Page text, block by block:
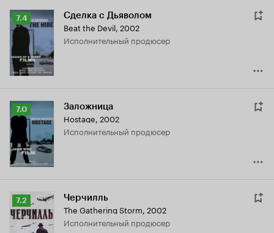
Рейтинг
Кинопоиска
7.4 Сделка с Дьяволом
Beat the Devil, 2002
исполнительный продюсер
Рейтинг
Кинопоиска
7.0 Заложница
Hostage, 2002
исполнительный продюсер
Рейтинг
Кинопоиска
7.2
7.2 Черчилль
The Gathering Storm, 2002
исполнительный продюсер